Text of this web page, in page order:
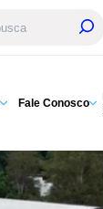
Fale Conosco